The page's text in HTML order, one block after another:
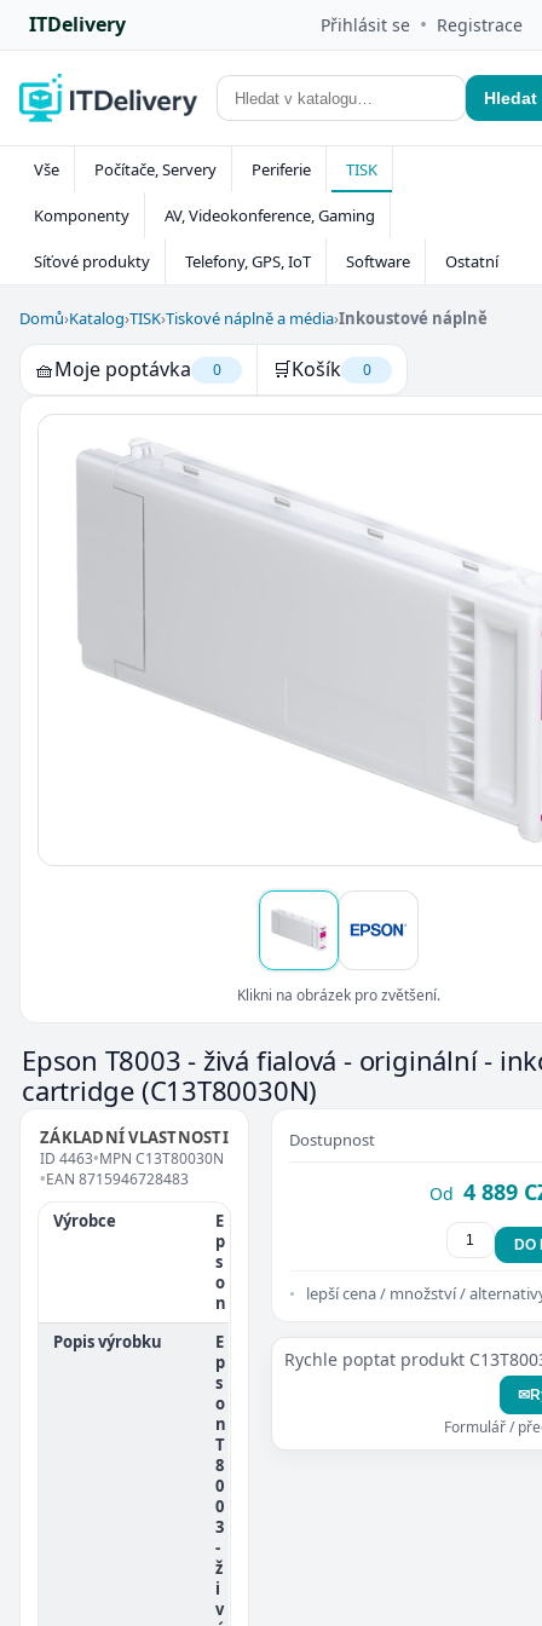
ITDelivery Přihlásit se • Registrace
Hledat
Vše Počítače, Servery Periferie TISK
Komponenty AV, Videokonference, Gaming
Síťové produkty Telefony, GPS, IoT Software Ostatní
Domů›Katalog›TISK›Tiskové náplně a média›Inkoustové náplně
🧺Moje poptávka 0 🛒Košík 0
Klikni na obrázek pro zvětšení.
Epson T8003 - živá fialová - originální -
cartridge (C13T80030N)
ZÁKLADNÍ VLASTNOSTI
ID 4463•MPN C13T80030N
•EAN 8715946728483
Výrobce
E
p
s
o
n
Popis výrobku
E
p
s
o
n
T
8
0
0
3
-
ž
i
v
Dostupnost
Od 4 889
DO
lepší cena / množství /
Rychle poptat produkt
✉
Formulář /